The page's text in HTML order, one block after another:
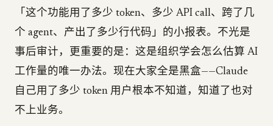
「这个功能用了多少 token、多少 API call、跨了几
个 agent、产出了多少行代码」的小报表。不光是
事后审计，更重要的是：这是组织学会怎么估算 AI
工作量的唯一办法。现在大家全是黑盒——Claude
自己用了多少 token 用户根本不知道，知道了也对
不上业务。